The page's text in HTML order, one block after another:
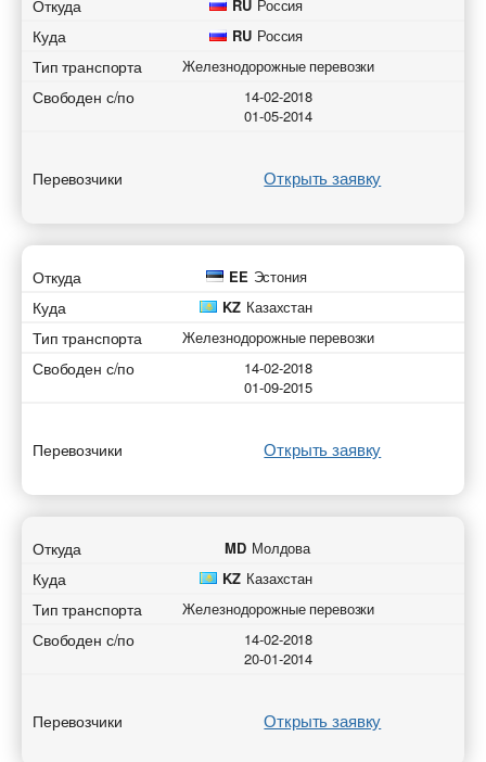
Откуда RU Россия
Куда RU Россия
Тип транспорта Железнодорожные перевозки
Свободен с/по
14-02-2018
01-05-2014
Перевозчики Открыть заявку
Откуда EE Эстония
Куда KZ Казахстан
Тип транспорта Железнодорожные перевозки
Свободен с/по
14-02-2018
01-09-2015
Перевозчики Открыть заявку
Откуда MD Молдова
Куда KZ Казахстан
Тип транспорта Железнодорожные перевозки
Свободен с/по
14-02-2018
20-01-2014
Перевозчики Открыть заявку